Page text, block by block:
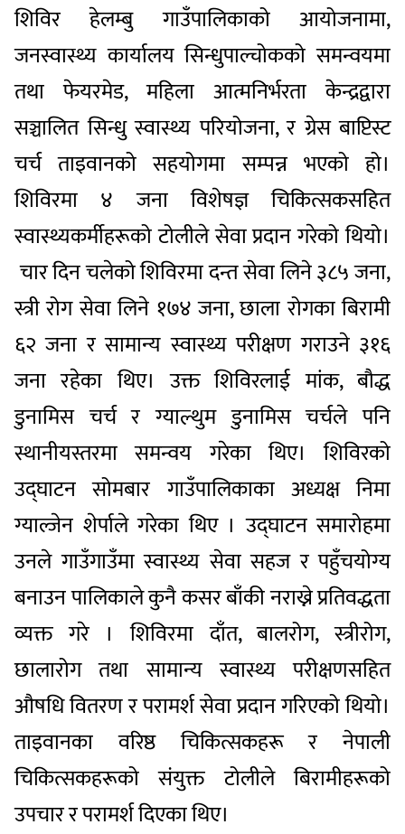
शिविर हेलम्बु गाउँपालिकाको आयोजनामा,
जनस्वास्थ्य कार्यालय सिन्धुपाल्चोकको समन्वयमा
तथा फेयरमेड, महिला आत्मनिर्भरता केन्द्रद्वारा
सञ्चालित सिन्धु स्वास्थ्य परियोजना, र ग्रेस बाप्टिस्ट
चर्च ताइवानको सहयोगमा सम्पन्न भएको हो।
शिविरमा ४ जना विशेषज्ञ चिकित्सकसहित
स्वास्थ्यकर्मीहरूको टोलीले सेवा प्रदान गरेको थियो।
चार दिन चलेको शिविरमा दन्त सेवा लिने ३८५ जना,
स्त्री रोग सेवा लिने १७४ जना, छाला रोगका बिरामी
६२ जना र सामान्य स्वास्थ्य परीक्षण गराउने ३१६
जना रहेका थिए। उक्त शिविरलाई मांक, बौद्ध
डुनामिस चर्च र ग्याल्थुम डुनामिस चर्चले पनि
स्थानीयस्तरमा समन्वय गरेका थिए। शिविरको
उद्घाटन सोमबार गाउँपालिकाका अध्यक्ष निमा
ग्याल्जेन शेर्पाले गरेका थिए । उद्घाटन समारोहमा
उनले गाउँगाउँमा स्वास्थ्य सेवा सहज र पहुँचयोग्य
बनाउन पालिकाले कुनै कसर बाँकी नराख्ने प्रतिवद्धता
व्यक्त गरे । शिविरमा दाँत, बालरोग, स्त्रीरोग,
छालारोग तथा सामान्य स्वास्थ्य परीक्षणसहित
औषधि वितरण र परामर्श सेवा प्रदान गरिएको थियो।
ताइवानका वरिष्ठ चिकित्सकहरू र नेपाली
चिकित्सकहरूको संयुक्त टोलीले बिरामीहरूको
उपचार र परामर्श दिएका थिए।